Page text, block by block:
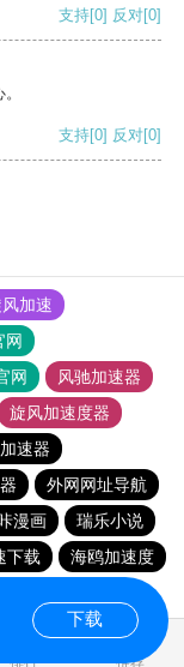
支持[0] 反对[0]
支持[0] 反对[0]
加速
网
网
风驰加速器
旋风加速度器
速器
外网网址导航
漫画
瑞乐小说
下载
海鸥加速度
排行 推荐
下载
0.024230s